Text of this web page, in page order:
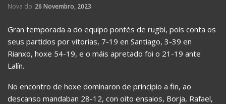
Nova do 26 Novembro, 2023
Gran temporada a do equipo pontés de rugbi, pois conta os
seus partidos por vitorias, 7-19 en Santiago, 3-39 en
Rianxo, hoxe 54-19, e o máis apretado foi o 21-19 ante
Lalín.
No encontro de hoxe dominaron de principio a fin, ao
descanso mandaban 28-12, con oito ensaios, Borja, Rafael,